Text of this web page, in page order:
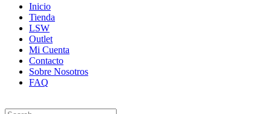
Inicio
Tienda
LSW
Outlet
Mi Cuenta
Contacto
Sobre Nosotros
FAQ